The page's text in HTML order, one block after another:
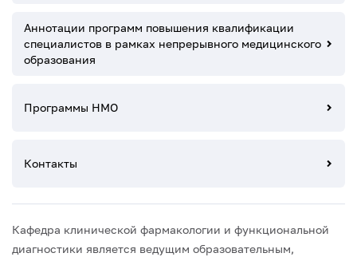
Аннотации программ повышения квалификации
специалистов в рамках непрерывного медицинского
образования
Программы НМО
Контакты
Кафедра клинической фармакологии и функциональной
диагностики является ведущим образовательным,